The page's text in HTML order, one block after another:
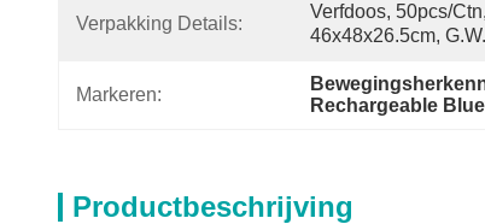
Verpakking Details:
Verfdoos, 50pcs/
46x48x26.5cm,
Markeren:
Rechargeable
Productbeschrijving